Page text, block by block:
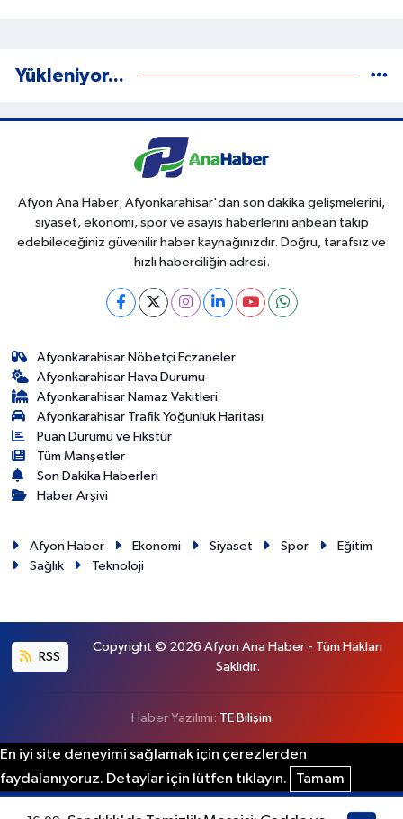
Yükleniyor...
Afyon Ana Haber; Afyonkarahisar'dan son dakika gelişmelerini,
siyaset, ekonomi, spor ve asayiş haberlerini anbean takip
edebileceğiniz güvenilir haber kaynağınızdır. Doğru, tarafsız ve
hızlı haberciliğin adresi.
Afyonkarahisar Nöbetçi Eczaneler
Afyonkarahisar Hava Durumu
Afyonkarahisar Namaz Vakitleri
Afyonkarahisar Trafik Yoğunluk Haritası
Puan Durumu ve Fikstür
Tüm Manşetler
Son Dakika Haberleri
Haber Arşivi
Afyon Haber Ekonomi Siyaset Spor
Eğitim
Sağlık
Teknoloji
RSS
Copyright © 2026 Afyon Ana Haber - Tüm Hakları
Saklıdır.
Haber Yazılımı: TE Bilişim
En iyi site deneyimi sağlamak için çerezlerden
faydalanıyoruz. Detaylar için lütfen tıklayın.
Tamam